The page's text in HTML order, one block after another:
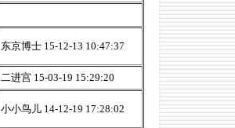
东京博士 15-12-13 10:47:37
二进宫 15-03-19 15:29:20
小小鸟儿 14-12-19 17:28:02